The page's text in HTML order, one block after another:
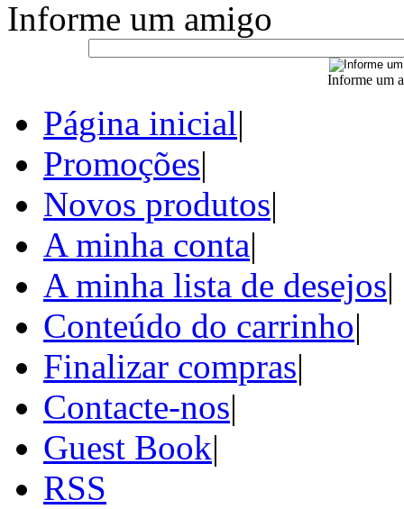
Informe um amigo
Informe um
Página inicial|
Promoções|
Novos produtos|
A minha conta|
A minha lista de desejos|
Conteúdo do carrinho|
Finalizar compras|
Contacte-nos|
Guest Book|
RSS